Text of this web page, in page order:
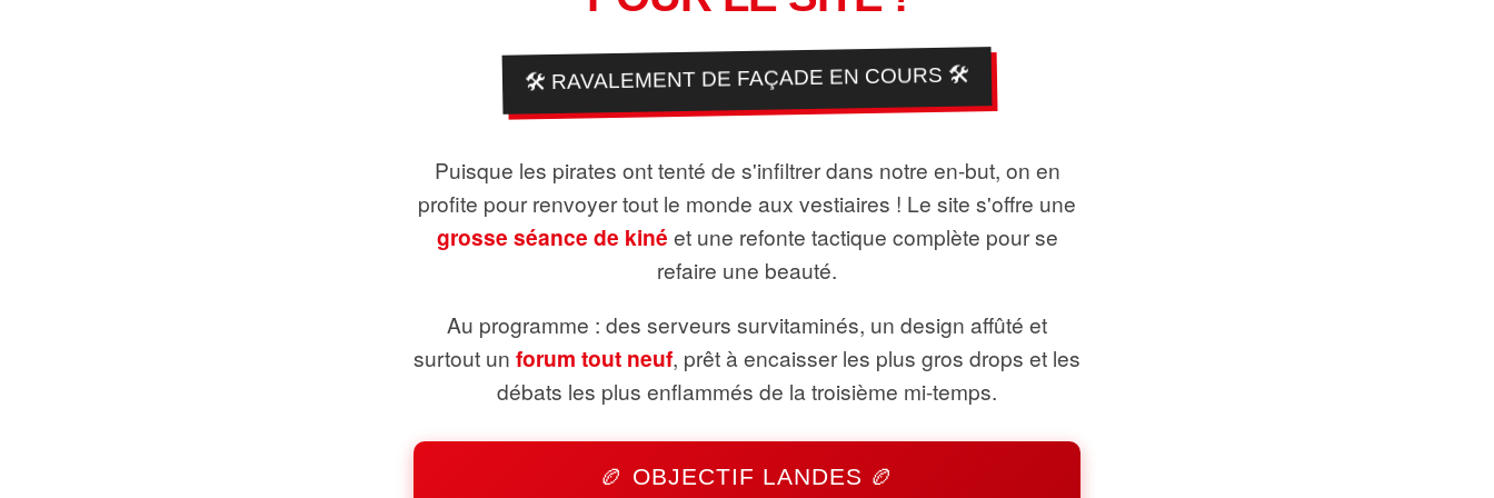
🛠️ RAVALEMENT DE FAÇADE EN COURS 🛠️
Puisque les pirates ont tenté de s'infiltrer dans notre en-but, on en
profite pour renvoyer tout le monde aux vestiaires ! Le site s'offre une
grosse séance de kiné et une refonte tactique complète pour se
refaire une beauté.
Au programme : des serveurs survitaminés, un design affûté et
surtout un forum tout neuf, prêt à encaisser les plus gros drops et les
débats les plus enflammés de la troisième mi-temps.
🏉 OBJECTIF LANDES 🏉